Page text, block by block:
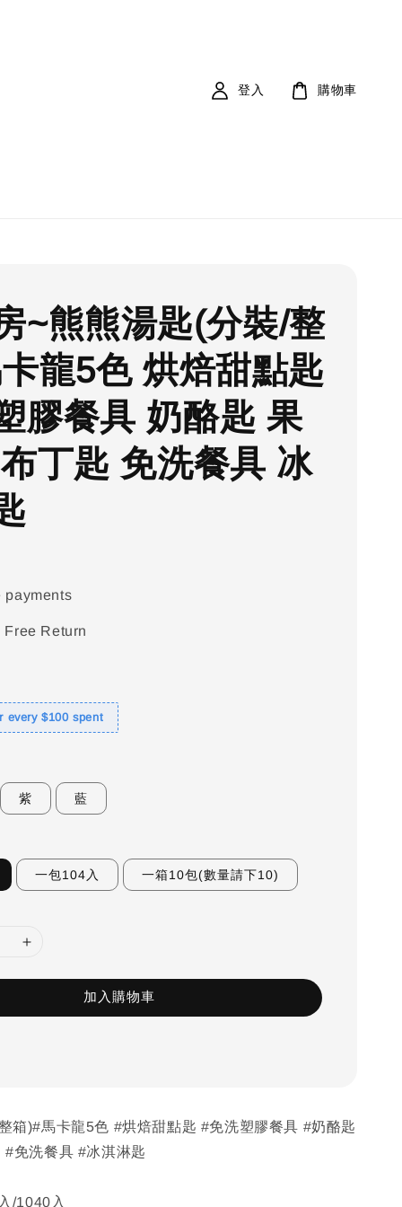
登入 購物車
~熊熊湯匙(分裝/整
龍5色 烘焙甜點匙
膠餐具 奶酪匙 果
丁匙 免洗餐具 冰
payments
Free Return
every $100 spent
紫 藍
一包104入 一箱10包(數量請下10)
加入購物車
箱)#馬卡龍5色 #烘焙甜點匙 #免洗塑膠餐具 #奶酪匙
免洗餐具 #冰淇淋匙
/1040入